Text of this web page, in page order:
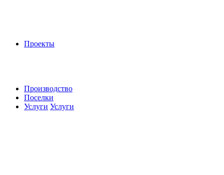
Проекты
Производство
Поселки
Услуги Услуги